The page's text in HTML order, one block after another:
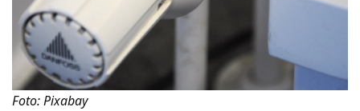
Foto: Pixabay